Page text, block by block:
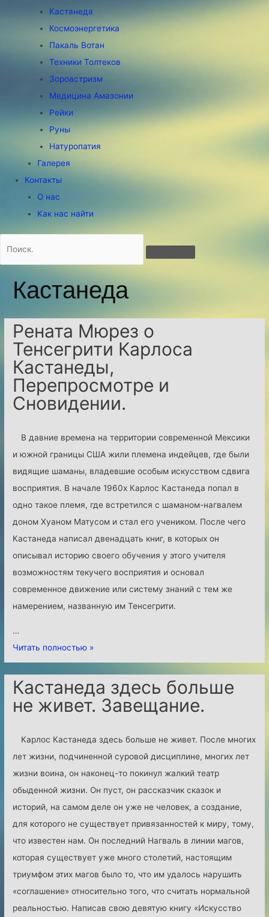
Кастанеда
Космоэнергетика
Пакаль Вотан
Техники Толтеков
Зороастризм
Медицина Амазонии
Рейки
Руны
Натуропатия
Галерея
Контакты
О нас
Как нас найти
Кастанеда
Рената Мюрез о
Тенсегрити Карлоса
Кастанеды,
Перепросмотре и
Сновидении.
В давние времена на территории современной Мексики
и южной границы США жили племена индейцев, где были
видящие шаманы, владевшие особым искусством сдвига
восприятия. В начале 1960х Карлос Кастанеда попал в
одно такое племя, где встретился с шаманом-нагвалем
доном Хуаном Матусом и стал его учеником. После чего
Кастанеда написал двенадцать книг, в которых он
описывал историю своего обучения у этого учителя
возможностям текучего восприятия и основал
современное движение или систему знаний с тем же
намерением, названную им Тенсегрити.
…
Р
е
н
т
Читать полностью »
Кастанеда здесь больше
не живет. Завещание.
Карлос Кастанеда здесь больше не живет. После многих
лет жизни, подчиненной суровой дисциплине, многих лет
жизни воина, он наконец-то покинул жалкий театр
обыденной жизни. Он пуст, он рассказчик сказок и
историй, на самом деле он уже не человек, а создание,
для которого не существует привязанностей к миру, тому,
что известен нам. Он последний Нагваль в линии магов,
которая существует уже много столетий, настоящим
триумфом этих магов было то, что им удалось нарушить
«соглашение» относительно того, что считать нормальной
реальностью. Написав свою девятую книгу «Искусство